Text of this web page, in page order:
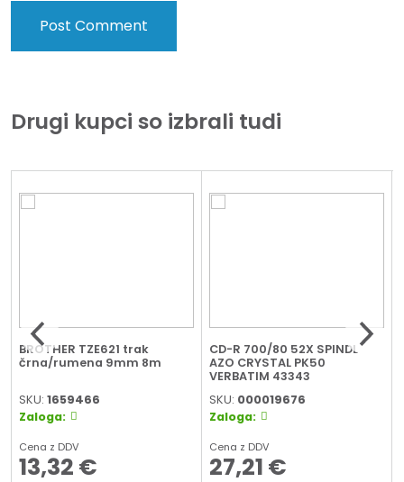
Drugi kupci so izbrali tudi
BROTHER TZE621 trak
črna/rumena 9mm 8m
SKU:1659466
Zaloga:
Cena z DDV
13,32 €
CD-R 700/80 52X SPINDL
AZO CRYSTAL PK50
VERBATIM 43343
SKU: 000019676
Zaloga:
Cena z DDV
27,21 €